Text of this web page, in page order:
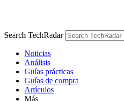
Search TechRadar
Noticias
Análisis
Guías prácticas
Guías de compra
Artículos
Más